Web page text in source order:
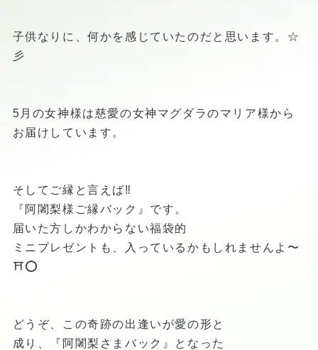
子供なりに、何かを感じていたのだと思います。☆
彡
5月の女神様は慈愛の女神マグダラのマリア様から
お届けしています。
そしてご縁と言えば‼️
『阿闍梨様ご縁バック』です。
届いた方しかわからない福袋的
ミニプレゼントも、入っているかもしれませんよ〜
⛩⭕️
どうぞ、この奇跡の出逢いが愛の形と
成り、『阿闍梨さまバック』となった